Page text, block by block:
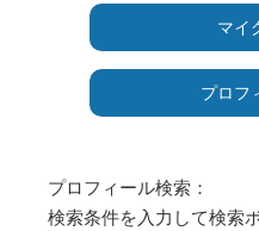
マイ
プロフ
プロフィール検索：
検索条件を入力して検索